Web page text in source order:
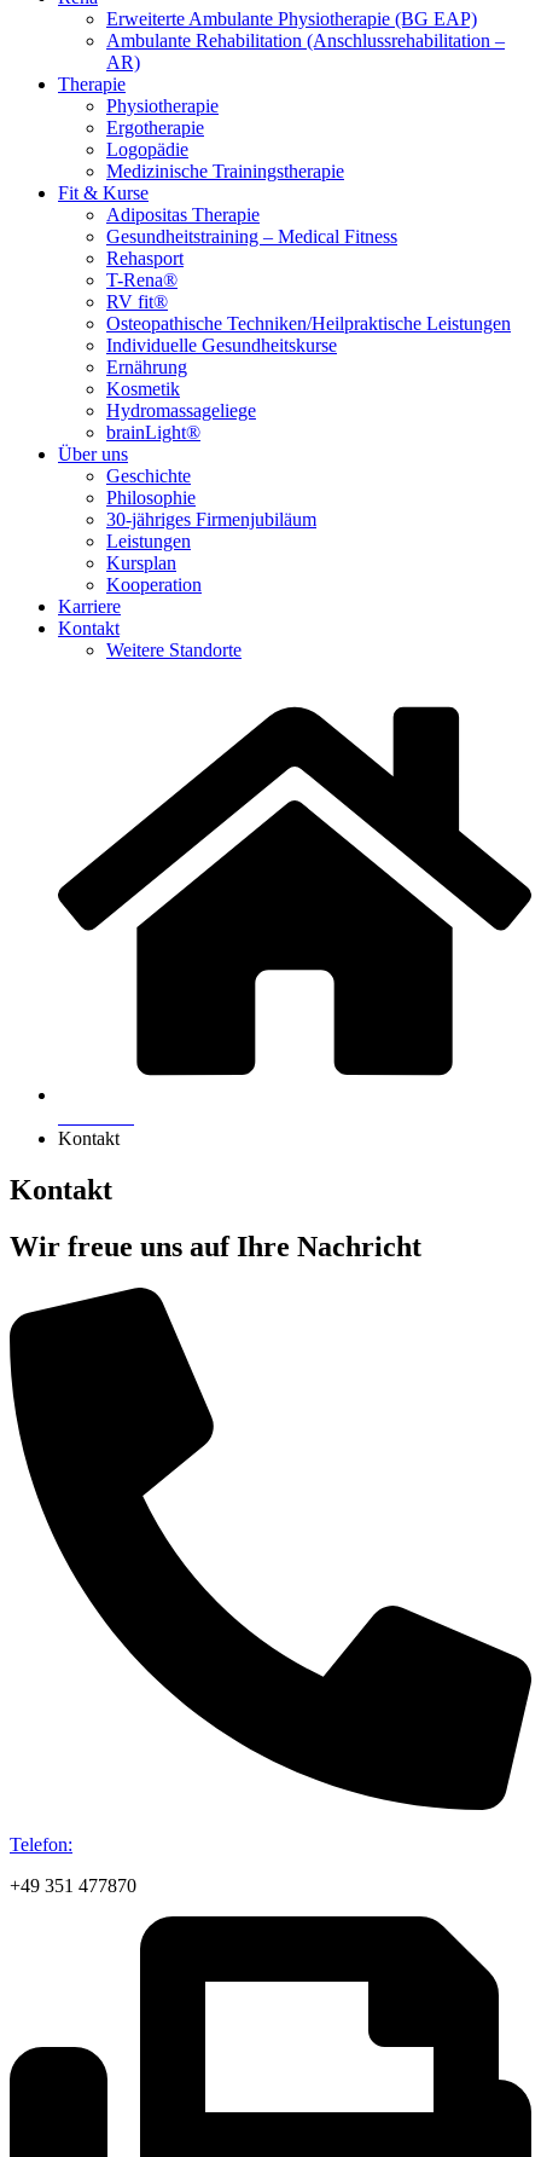
Erweiterte Ambulante Physiotherapie (BG EAP)
Ambulante Rehabilitation (Anschlussrehabilitation –
AR)
Therapie
Physiotherapie
Ergotherapie
Logopädie
Medizinische Trainingstherapie
Fit & Kurse
Adipositas Therapie
Gesundheitstraining – Medical Fitness
Rehasport
T-Rena®
RV fit®
Osteopathische Techniken/Heilpraktische Leistungen
Individuelle Gesundheitskurse
Ernährung
Kosmetik
Hydromassageliege
brainLight®
Über uns
Geschichte
Philosophie
30-jähriges Firmenjubiläum
Leistungen
Kursplan
Kooperation
Karriere
Kontakt
Weitere Standorte
Kontakt
Kontakt
Wir freue uns auf Ihre Nachricht
Telefon:
+49 351 477870